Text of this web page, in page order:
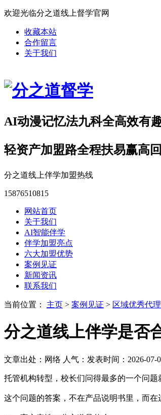
欢迎光临分之道线上督学官网
收藏本站
合作留言
关于我们
AI动漫记忆法九科全高效有
轻资产加盟路全程扶易赢高
分之道线上伴学加盟热线
15876510815
网站首页
关于我们
AI智能伴学
伴学加盟亮点
六大加盟优势
案例见证
新闻资讯
联系我们
当前位置： 主页 > 案例见证 > 区域优秀代
分之道线上伴学是否
文章出处：网络 人气： 发表时间：2026-07-
托管机构转型，校长们问得最多的一个问题
这个问题的答案，不在产品说明书里，而